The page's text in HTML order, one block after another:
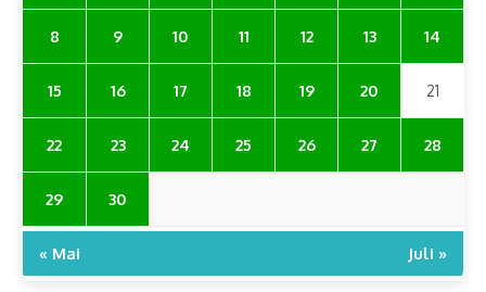
8 9 10 11 12 13 14
15 16 17 18 19 20 21
22 23 24 25 26 27 28
29 30
« Mai Juli »